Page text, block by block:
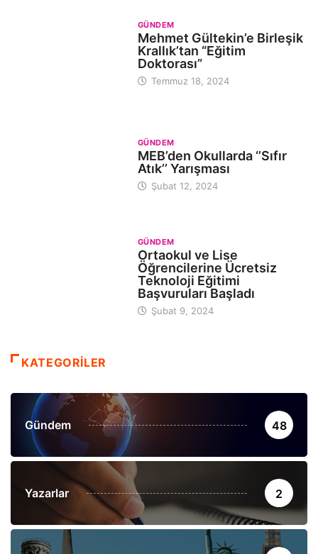
GÜNDEM
Mehmet Gültekin’e Birleşik
Krallık’tan “Eğitim
Doktorası”
Temmuz 18, 2024
GÜNDEM
MEB’den Okullarda ‘’Sıfır
Atık’’ Yarışması
Şubat 12, 2024
GÜNDEM
Ortaokul ve Lise
Öğrencilerine Ücretsiz
Teknoloji Eğitimi
Başvuruları Başladı
Şubat 9, 2024
KATEGORİLER
Gündem 48
Yazarlar 2